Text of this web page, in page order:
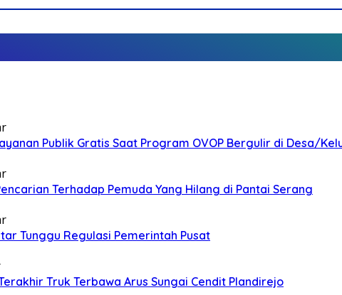
Publik Gratis Saat Program OVOP Bergulir di Desa/
Terhadap Pemuda Yang Hilang di Pantai Serang
Tunggu Regulasi Pemerintah Pusat
Truk Terbawa Arus Sungai Cendit Plandirejo